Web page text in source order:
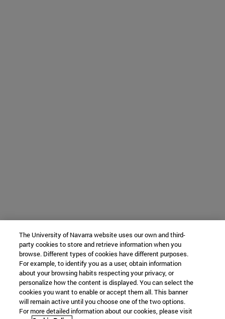
The University of Navarra website uses our own and third-
party cookies to store and retrieve information when you
browse. Different types of cookies have different purposes.
For example, to identify you as a user, obtain information
about your browsing habits respecting your privacy, or
personalize how the content is displayed. You can select the
cookies you want to enable or accept them all. This banner
will remain active until you choose one of the two options.
For more detailed information about our cookies, please visit